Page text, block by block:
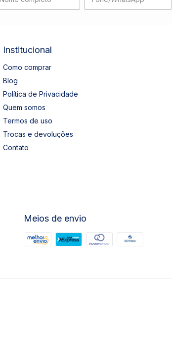
Institucional
Como comprar
Blog
Política de Privacidade
Quem somos
Termos de uso
Trocas e devoluções
Contato
Meios de envio